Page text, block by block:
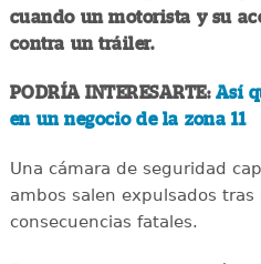
cuando un motorista y su
contra un tráiler.
PODRÍA INTERESARTE: Así
en un negocio de la zona 11
Una cámara de seguridad
ambos salen expulsados tras
consecuencias fatales.